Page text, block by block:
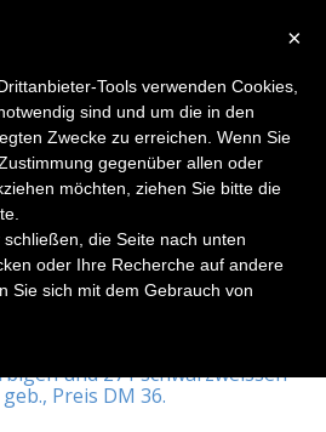
Home
Dokumentation
über Phänomene
Umwelt an der
Zürichhorn.
und 271 schwarzweissen
Preis DM 36.
×
Tools verwenden Cookies,
sind und um die in den
Zwecke zu erreichen. Wenn Sie
gegenüber allen oder
möchten, ziehen Sie bitte die
die Seite nach unten
oder Ihre Recherche auf andere
Sie sich mit dem Gebrauch von